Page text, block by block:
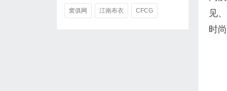
见
时
窝俱网 江南布衣 CFCG